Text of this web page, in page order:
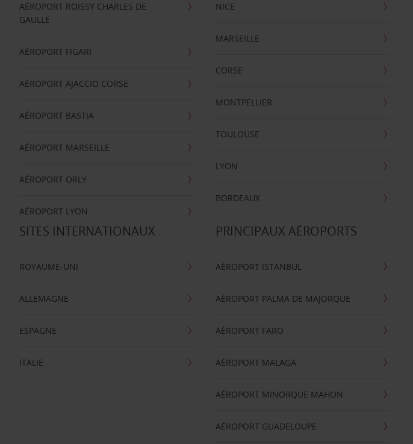
AÉROPORT ROISSY CHARLES DE
GAULLE
AÉROPORT FIGARI
AÉROPORT AJACCIO CORSE
AÉROPORT BASTIA
AÉROPORT MARSEILLE
AÉROPORT ORLY
AÉROPORT LYON
NICE
MARSEILLE
CORSE
MONTPELLIER
TOULOUSE
LYON
BORDEAUX
SITES INTERNATIONAUX
ROYAUME-UNI
ALLEMAGNE
ESPAGNE
ITALIE
PRINCIPAUX AÉROPORTS
AÉROPORT ISTANBUL
AÉROPORT PALMA DE MAJORQUE
AÉROPORT FARO
AÉROPORT MALAGA
AÉROPORT MINORQUE MAHON
AÉROPORT GUADELOUPE